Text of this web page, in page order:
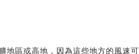
地區或高地，因為這些地方的風速可